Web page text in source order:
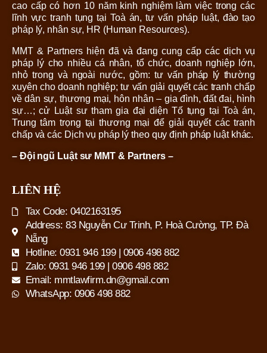
cao cấp có hơn 10 năm kinh nghiệm làm việc trong các
lĩnh vực tranh tụng tại Toà án, tư vấn pháp luật, đào tạo
pháp lý, nhân sự, HR (Human Resources).
MMT & Partners hiện đã và đang cung cấp các dịch vụ
pháp lý cho nhiều cá nhân, tổ chức, doanh nghiệp lớn,
nhỏ trong và ngoài nước, gồm: tư vấn pháp lý thường
xuyên cho doanh nghiệp; tư vấn giải quyết các tranh chấp
về dân sự, thương mại, hôn nhân – gia đình, đất đai, hình
sự…; cử Luật sư tham gia đại diện Tố tụng tại Toà án,
Trung tâm trọng tại thương mại để giải quyết các tranh
chấp và các Dịch vụ pháp lý theo quy định pháp luật khác.
– Đội ngũ Luật sư MMT & Partners –
LIÊN HỆ
Tax Code: 0402163195
Address: 83 Nguyễn Cư Trinh, P. Hoà Cường, TP. Đà
Nẵng
Hotline: 0931 946 199 | 0906 498 882
Zalo: 0931 946 199 | 0906 498 882
Email: mmtlawfirm.dn@gmail.com
WhatsApp: 0906 498 882